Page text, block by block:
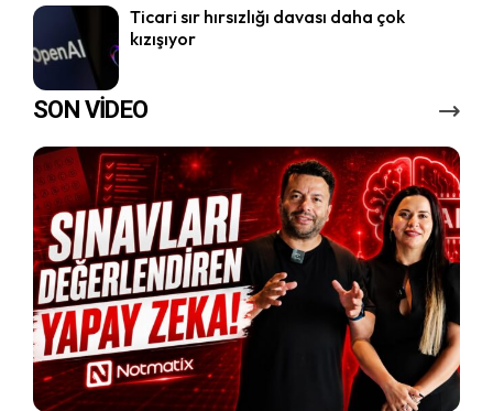
Ticari sır hırsızlığı davası daha çok
kızışıyor
SON VİDEO